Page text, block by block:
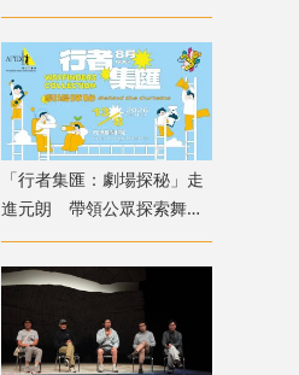
打頭陣衝擊感官
「行者集匯：劇場探秘」走
進元朗 帶領公眾探索舞台
幕後創作